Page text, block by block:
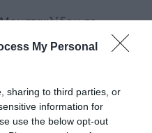
My Personal
sharing to third parties, or
information for
use the below opt-out
σε
Μπονάρου.
Πολιτισμού. Ένα
στο διαμέρισμά του
μεταναστών